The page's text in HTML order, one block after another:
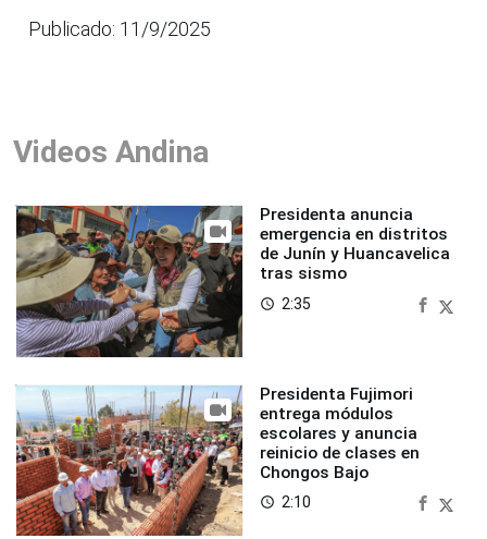
Publicado: 11/9/2025
Videos Andina
Presidenta anuncia
emergencia en distritos
de Junín y Huancavelica
tras sismo
access_time 2:35
Presidenta Fujimori
entrega módulos
escolares y anuncia
reinicio de clases en
Chongos Bajo
access_time 2:10